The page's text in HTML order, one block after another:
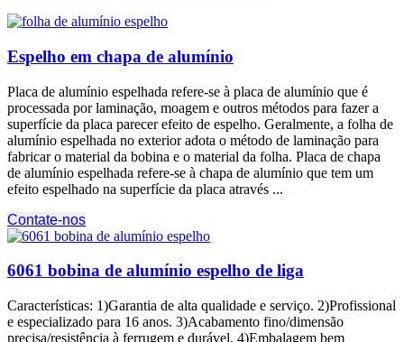
Espelho em chapa de alumínio
Placa de alumínio espelhada refere-se à placa de alumínio que é
processada por laminação, moagem e outros métodos para fazer a
superfície da placa parecer efeito de espelho. Geralmente, a folha de
alumínio espelhada no exterior adota o método de laminação para
fabricar o material da bobina e o material da folha. Placa de chapa
de alumínio espelhada refere-se à chapa de alumínio que tem um
efeito espelhado na superfície da placa através ...
Contate-nos
6061 bobina de alumínio espelho de liga
Características: 1)Garantia de alta qualidade e serviço. 2)Profissional
e especializado para 16 anos. 3)Acabamento fino/dimensão
precisa/resistência à ferrugem e durável. 4)Embalagem bem